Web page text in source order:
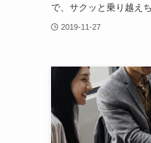
で、サクッと乗り越え
2019-11-27